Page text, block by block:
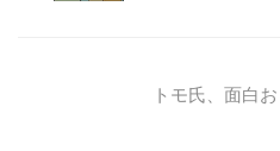
トモ氏、面白